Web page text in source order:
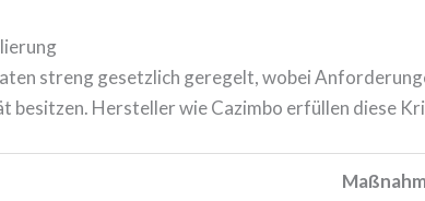
streng gesetzlich geregelt, wobei
besitzen. Hersteller wie Cazimbo erfüllen diese